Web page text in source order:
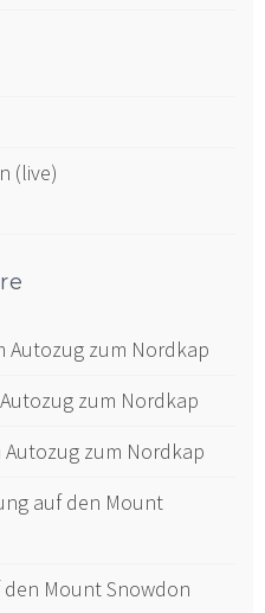
(live)
Autozug zum Nordkap
zum Nordkap
Autozug zum Nordkap
auf den Mount
Mount Snowdon